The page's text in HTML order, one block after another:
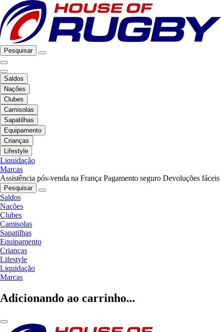
Pesquisar
Saldos
Nações
Clubes
Camisolas
Sapatilhas
Equipamento
Crianças
Lifestyle
Liquidação
Marcas
Assistência pós-venda na França Pagamento seguro Devoluções fáceis
Pesquisar
Saldos
Nações
Clubes
Camisolas
Sapatilhas
Equipamento
Crianças
Lifestyle
Liquidação
Marcas
Adicionando ao carrinho...